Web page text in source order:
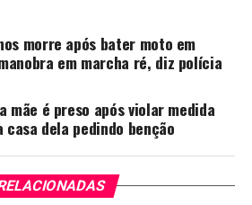
morre após bater moto em
em marcha ré, diz polícia
mãe é preso após violar medida
dela pedindo benção